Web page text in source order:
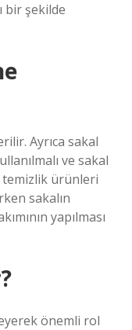
bir şekilde
Ayrıca sakal
ve sakal
temizlik ürünleri
sakalın
yapılması
önemli rol